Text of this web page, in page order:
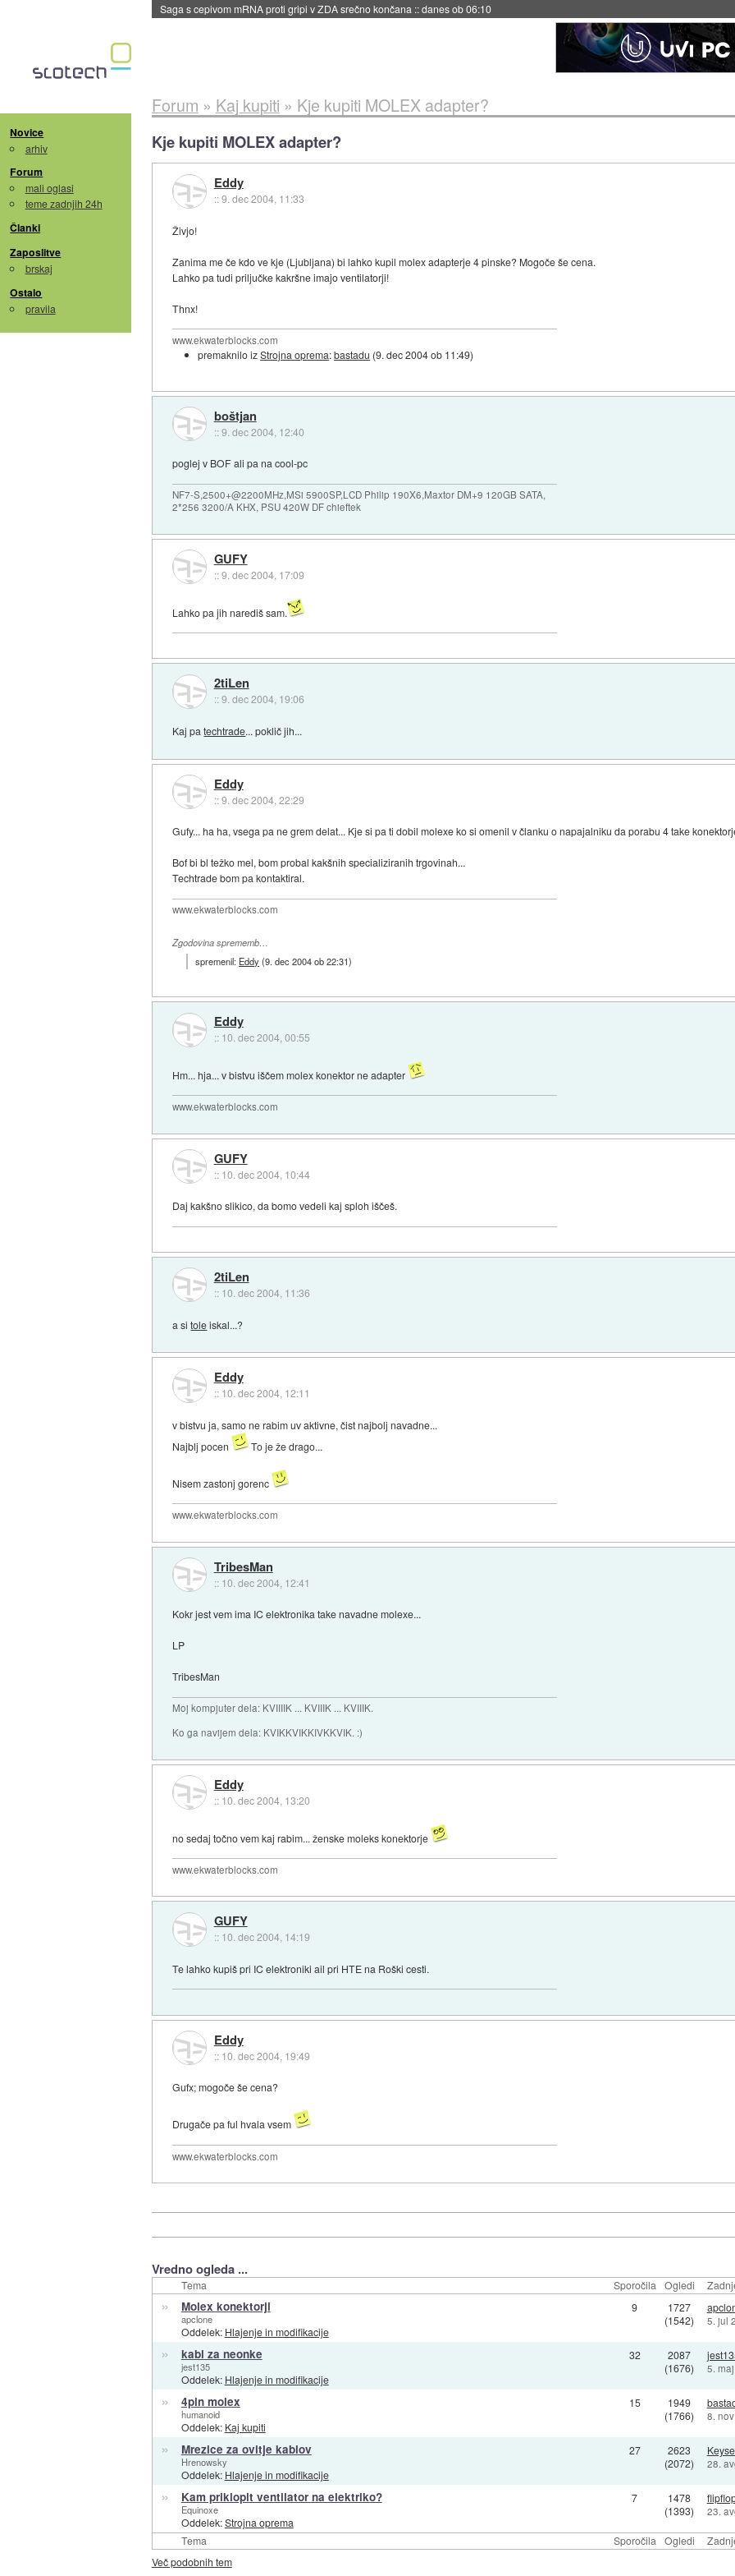
BMW v vozilih začel predvajati reklame::danes ob 06:09
Novice
arhiv
Forum
mali oglasi
teme zadnjih 24h
Članki
Zaposlitve
brskaj
Ostalo
pravila
Forum » Kaj kupiti » Kje kupiti MOLEX adapter?
Kje kupiti MOLEX adapter?
Eddy
::9. dec 2004, 11:33
Živjo!
Zanima me če kdo ve kje (Ljubljana) bi lahko kupil molex adapterje 4 pinske? Mogoče še cena.
Lahko pa tudi priljučke kakršne imajo ventilatorji!
Thnx!
www.ekwaterblocks.com
premaknilo izStrojna oprema:bastadu (9. dec 2004 ob 11:49)
boštjan
::9. dec 2004, 12:40
poglej v BOF ali pa na cool-pc
NF7-S,2500+@2200MHz,MSi 5900SP,LCD Philip 190X6,Maxtor DM+9 120GB SATA,
2*256 3200/A KHX, PSU 420W DF chieftek
GUFY
::9. dec 2004, 17:09
Lahko pa jih narediš sam.
2tiLen
::9. dec 2004, 19:06
Kaj patechtrade... poklič jih...
Eddy
::9. dec 2004, 22:29
Gufy... ha ha, vsega pa ne grem delat... Kje si pa ti dobil molexe ko si omenil v članku o napajalniku da porabu 4 take
Bof bi bl težko mel, bom probal kakšnih specializiranih trgovinah...
Techtrade bom pa kontaktiral.
www.ekwaterblocks.com
Zgodovina sprememb…
spremenil: Eddy (9. dec 2004 ob 22:31)
Eddy
:: 10. dec 2004, 00:55
Hm... hja... v bistvu iščem molex konektor ne adapter
www.ekwaterblocks.com
GUFY
:: 10. dec 2004, 10:44
Daj kakšno slikico, da bomo vedeli kaj sploh iščeš.
2tiLen
:: 10. dec 2004, 11:36
a sitoleiskal...?
Eddy
:: 10. dec 2004, 12:11
v bistvu ja, samo ne rabim uv aktivne, čist najbolj navadne...
Najblj pocen
To je že drago...
Nisem zastonj gorenc
www.ekwaterblocks.com
TribesMan
:: 10. dec 2004, 12:41
Kokr jest vem ima IC elektronika take navadne molexe...
LP
TribesMan
Moj kompjuter dela: KVIIIIK ... KVIIIK ... KVIIIK.
Ko ga navijem dela: KVIKKVIKKIVKKVIK. :)
Eddy
:: 10. dec 2004, 13:20
no sedaj točno vem kaj rabim... ženske moleks konektorje
www.ekwaterblocks.com
GUFY
:: 10. dec 2004, 14:19
Te lahko kupiš pri IC elektroniki ail pri HTE na Roški cesti.
Eddy
:: 10. dec 2004, 19:49
Gufx; mogoče še cena?
Drugače pa ful hvala vsem
www.ekwaterblocks.com
Vredno ogleda ...
Tema Sporočila Ogledi
Tema Sporočila Ogledi
» Molex konektorji
apclone
Oddelek: Hlajenje in modifikacije
9
1727
(1542)
5. jul
» kabl za neonke
jest135
Oddelek: Hlajenje in modifikacije
32
2087
(1676)
5.
» 4pin molex
humanoid
Oddelek: Kaj kupiti
15
1949
(1766)
8.
» Mrezice za ovitje kablov
Hrenowsky
Oddelek: Hlajenje in modifikacije
27
2623
(2072)
28.
» Kam priklopit ventilator na elektriko?
Equinoxe
Oddelek:Strojna oprema
7
1478
(1393)
23.
Več podobnih tem